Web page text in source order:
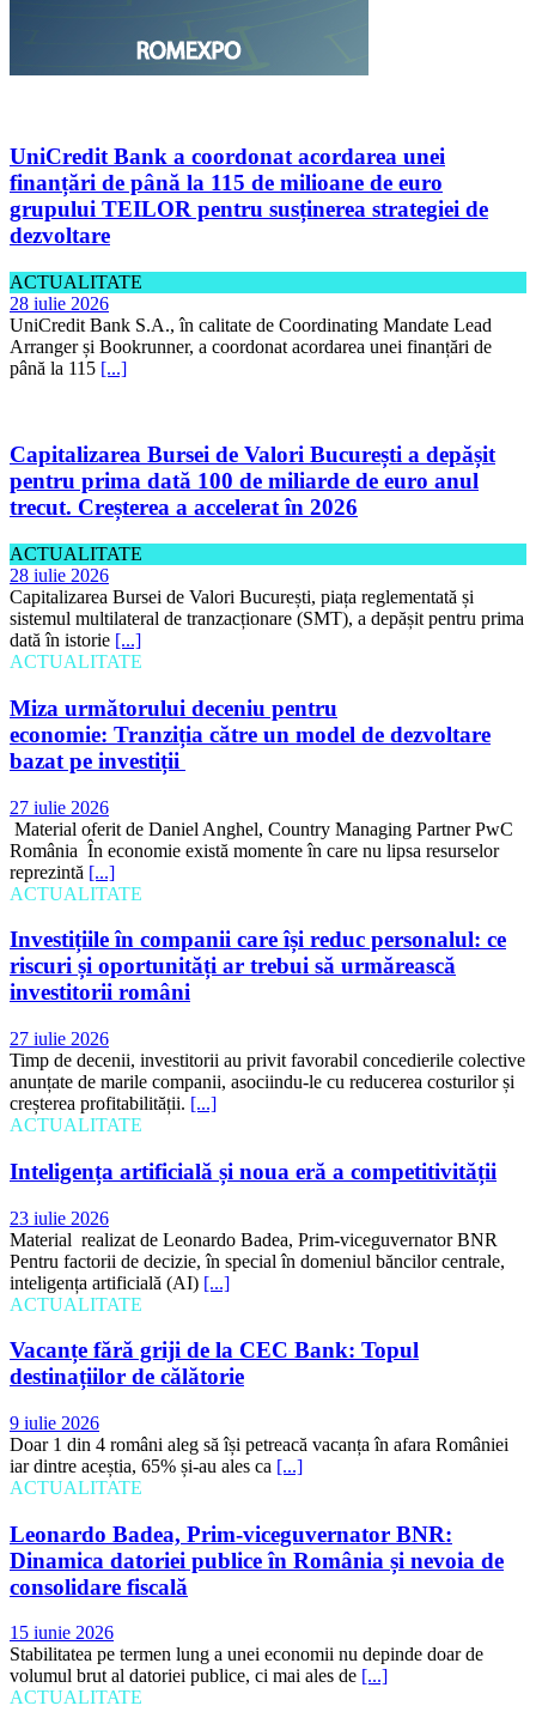
UniCredit Bank a coordonat acordarea unei
finanțări de până la 115 de milioane de euro
grupului TEILOR pentru susținerea strategiei de
dezvoltare
ACTUALITATE
28 iulie 2026
UniCredit Bank S.A., în calitate de Coordinating Mandate Lead
Arranger și Bookrunner, a coordonat acordarea unei finanțări de
până la 115 [...]
Capitalizarea Bursei de Valori București a depășit
pentru prima dată 100 de miliarde de euro anul
trecut. Creșterea a accelerat în 2026
ACTUALITATE
28 iulie 2026
Capitalizarea Bursei de Valori București, piața reglementată și
sistemul multilateral de tranzacționare (SMT), a depășit pentru prima
dată în istorie [...]
ACTUALITATE
Miza următorului deceniu pentru
economie: Tranziția către un model de dezvoltare
bazat pe investiții
27 iulie 2026
Material oferit de Daniel Anghel, Country Managing Partner PwC
România În economie există momente în care nu lipsa resurselor
reprezintă [...]
ACTUALITATE
Investițiile în companii care își reduc personalul: ce
riscuri și oportunități ar trebui să urmărească
investitorii români
27 iulie 2026
Timp de decenii, investitorii au privit favorabil concedierile colective
anunțate de marile companii, asociindu-le cu reducerea costurilor și
creșterea profitabilității. [...]
ACTUALITATE
Inteligența artificială și noua eră a competitivității
23 iulie 2026
Material realizat de Leonardo Badea, Prim-viceguvernator BNR
Pentru factorii de decizie, în special în domeniul băncilor centrale,
inteligența artificială (AI) [...]
ACTUALITATE
Vacanțe fără griji de la CEC Bank: Topul
destinațiilor de călătorie
9 iulie 2026
Doar 1 din 4 români aleg să își petreacă vacanța în afara României
iar dintre aceștia, 65% și-au ales ca [...]
ACTUALITATE
Leonardo Badea, Prim-viceguvernator BNR:
Dinamica datoriei publice în România și nevoia de
consolidare fiscală
15 iunie 2026
Stabilitatea pe termen lung a unei economii nu depinde doar de
volumul brut al datoriei publice, ci mai ales de [...]
ACTUALITATE